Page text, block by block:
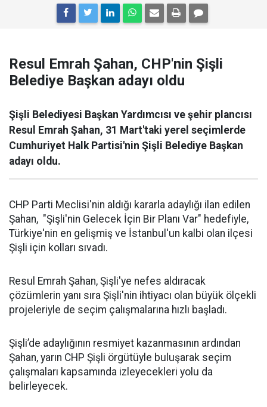
Resul Emrah Şahan, CHP'nin Şişli
Belediye Başkan adayı oldu
Şişli Belediyesi Başkan Yardımcısı ve şehir plancısı
Resul Emrah Şahan, 31 Mart'taki yerel seçimlerde
Cumhuriyet Halk Partisi'nin Şişli Belediye Başkan
adayı oldu.
CHP Parti Meclisi'nin aldığı kararla adaylığı ilan edilen
Şahan, "Şişli'nin Gelecek İçin Bir Planı Var" hedefiyle,
Türkiye'nin en gelişmiş ve İstanbul'un kalbi olan ilçesi
Şişli için kolları sıvadı.
Resul Emrah Şahan, Şişli'ye nefes aldıracak
çözümlerin yanı sıra Şişli'nin ihtiyacı olan büyük ölçekli
projeleriyle de seçim çalışmalarına hızlı başladı.
Şişli’de adaylığının resmiyet kazanmasının ardından
Şahan, yarın CHP Şişli örgütüyle buluşarak seçim
çalışmaları kapsamında izleyecekleri yolu da
belirleyecek.